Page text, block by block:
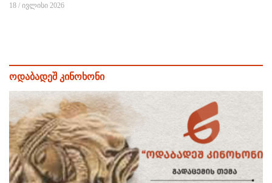
18 / ივლისი 2026
ოდაბადეშ კინოხონი